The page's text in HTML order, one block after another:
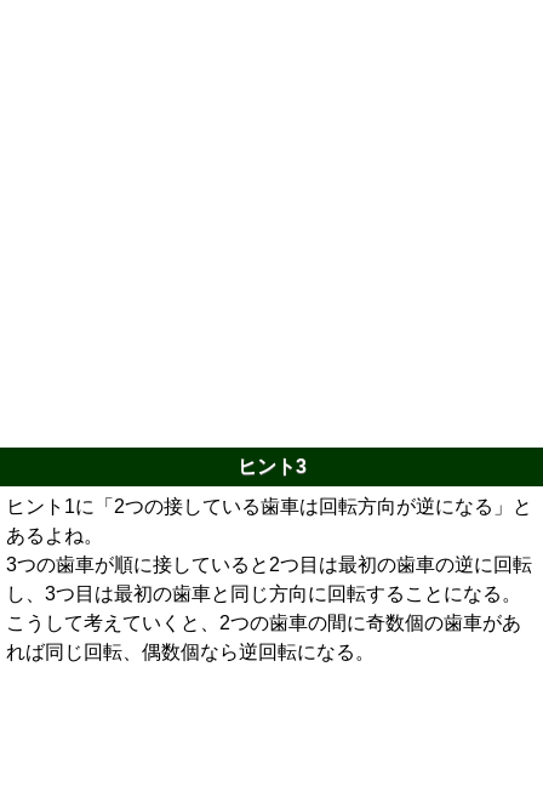
ヒント3
ヒント1に「2つの接している歯車は回転方向が逆になる」と
あるよね。
3つの歯車が順に接していると2つ目は最初の歯車の逆に回転
し、3つ目は最初の歯車と同じ方向に回転することになる。
こうして考えていくと、2つの歯車の間に奇数個の歯車があ
れば同じ回転、偶数個なら逆回転になる。